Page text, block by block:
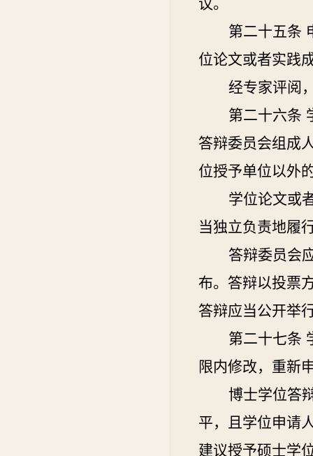
议。
第二十五条
位论文或者实践
经专家评阅
第二十六条
答辩委员会组成
位授予单位以外
学位论文或
当独立负责地履
答辩委员会
布。答辩以投票
答辩应当公开举
第二十七条
限内修改，重新
博士学位答
平，且学位申请
建议授予硕士学